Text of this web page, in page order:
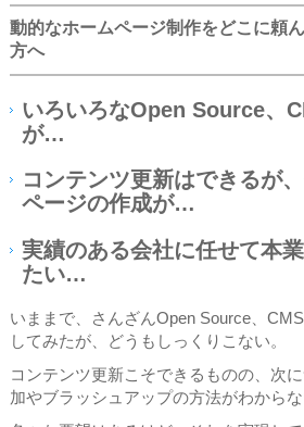
動的なホームページ制作をどこに頼
方へ
いろいろなOpen Source、
が…
コンテンツ更新はできるが
ページの作成が…
実績のある会社に任せて本
たい…
いままで、さんざんOpen Source、
してみたが、どうもしっくりこない。
コンテンツ更新こそできるものの、次
加やブラッシュアップの方法がわからな